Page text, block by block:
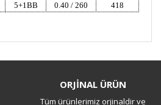
5+1BB 0.40 / 260 418
ORJİNAL ÜRÜN
Tüm ürünlerimiz orjinaldir ve